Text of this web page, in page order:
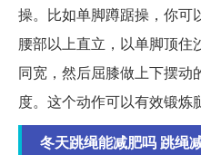
操。比如单脚蹲踞操，你可
腰部以上直立，以单脚顶住
同宽，然后屈膝做上下摆动
度。这个动作可以有效锻炼
冬天跳绳能减肥吗 跳绳